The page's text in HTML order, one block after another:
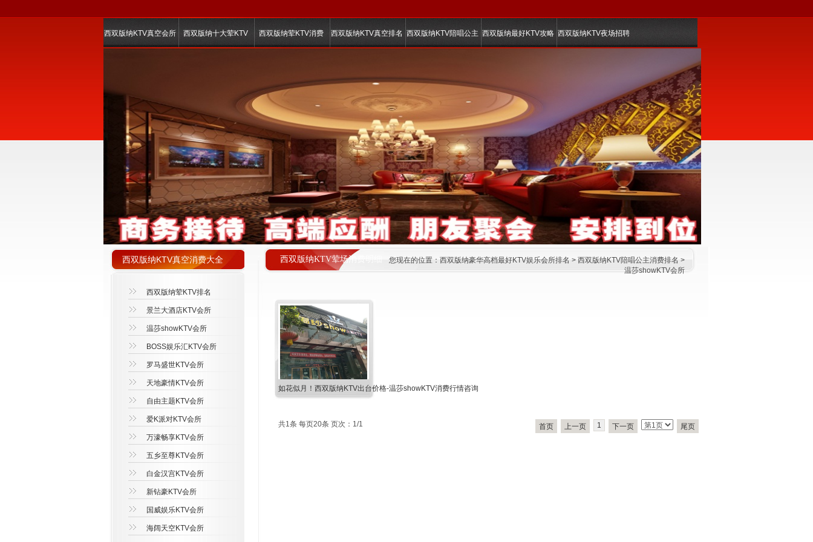
西双版纳KTV真空会所 西双版纳十大荤KTV 西双版纳荤KTV消费 西双版纳KTV真空排名 西双版纳KTV陪唱公主 西双版纳最好KTV攻略 西双版纳KTV夜场招聘
西双版纳KTV荤场消费明细 您现在的位置： 西双版纳豪华高档最好KTV娱乐会所排名 > 西双版纳KTV陪唱公主消费排名 >
温莎showKTV会所
如花似月！西双版纳KTV出台价格-温莎showKTV消费行情咨询
共1条 每页20条 页次：1/1 首页 上一页 1 下一页 尾页
西双版纳KTV真空消费大全
西双版纳荤KTV排名
景兰大酒店KTV会所
温莎showKTV会所
BOSS娱乐汇KTV会所
罗马盛世KTV会所
天地豪情KTV会所
自由主题KTV会所
爱K派对KTV会所
万濠畅享KTV会所
五乡至尊KTV会所
白金汉宫KTV会所
新钻豪KTV会所
国威娱乐KTV会所
海阔天空KTV会所